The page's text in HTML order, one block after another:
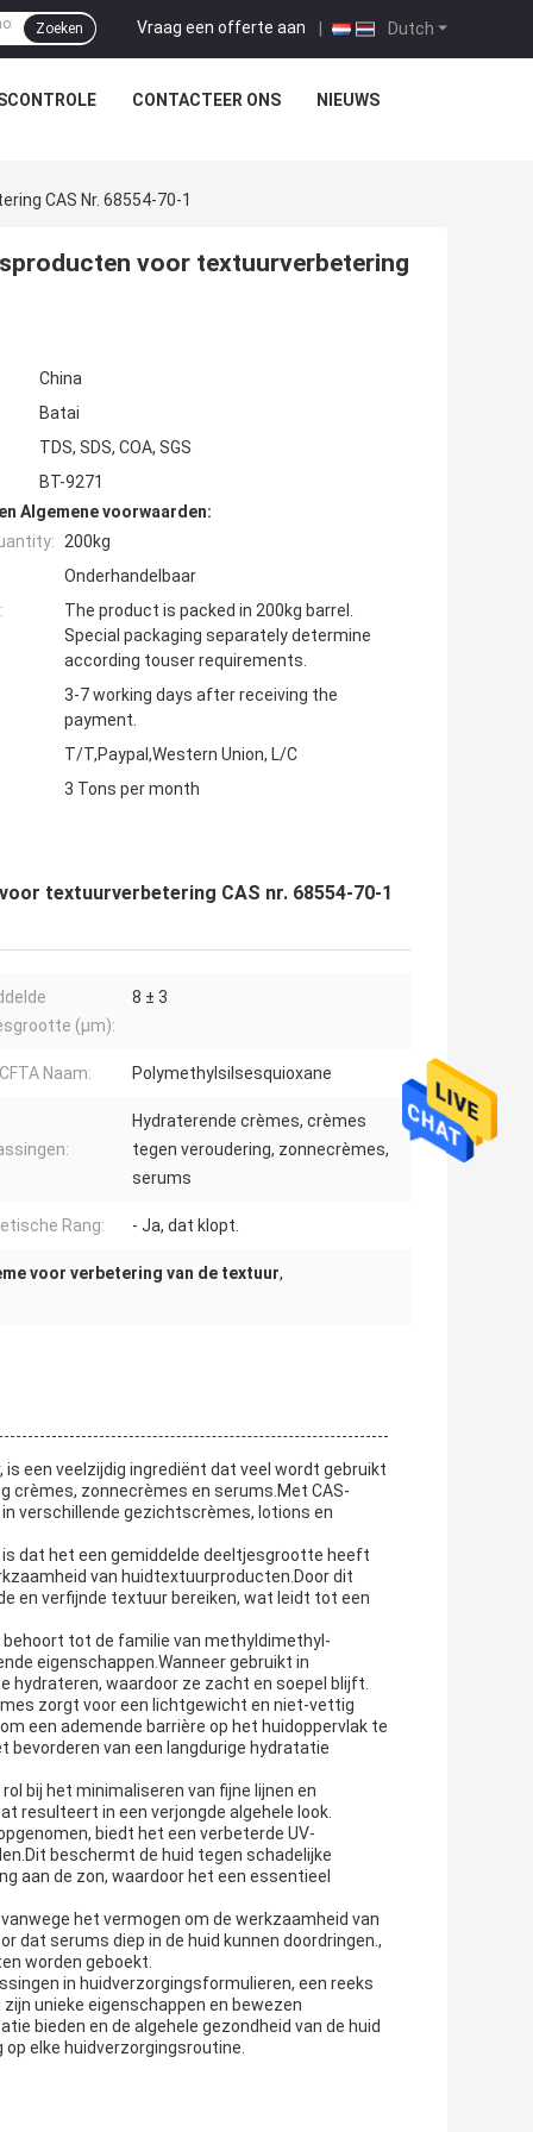
Dutch
Vraag een offerte aan |
Zoeken
CONTACTEER ONS NIEUWS
CAS Nr. 68554-70-1
voor textuurverbetering
China
Batai
TDS, SDS, COA, SGS
BT-9271
Algemene voorwaarden:
200kg
Onderhandelbaar
The product is packed in 200kg barrel.
Special packaging separately determine
according touser requirements.
3-7 working days after receiving the
payment.
T/T,Paypal,Western Union, L/C
3 Tons per month
textuurverbetering CAS nr. 68554-70-1
(μm):
8 ± 3
Naam: Polymethylsilsesquioxane
Hydraterende crèmes, crèmes
tegen veroudering, zonnecrèmes,
serums
Rang: - Ja, dat klopt.
voor verbetering van de textuur,
een veelzijdig ingrediënt dat veel wordt gebruikt
crèmes, zonnecrèmes en serums.Met CAS-
verschillende gezichtscrèmes, lotions en
dat het een gemiddelde deeltjesgrootte heeft
van huidtextuurproducten.Door dit
en verfijnde textuur bereiken, wat leidt tot een
tot de familie van methyldimethyl-
eigenschappen.Wanneer gebruikt in
hydrateren, waardoor ze zacht en soepel blijft.
zorgt voor een lichtgewicht en niet-vettig
een ademende barrière op het huidoppervlak te
van een langdurige hydratatie
bij het minimaliseren van fijne lijnen en
resulteert in een verjongde algehele look.
biedt het een verbeterde UV-
beschermt de huid tegen schadelijke
aan de zon, waardoor het een essentieel
het vermogen om de werkzaamheid van
dat serums diep in de huid kunnen doordringen.,
worden geboekt.
in huidverzorgingsformulieren, een reeks
unieke eigenschappen en bewezen
bieden en de algehele gezondheid van de huid
elke huidverzorgingsroutine.